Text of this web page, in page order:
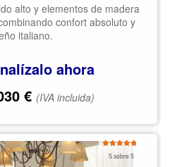
alto y elementos de madera
confort absoluto y
italiano.
ahora
€ (IVA incluida)
5 sobre 5